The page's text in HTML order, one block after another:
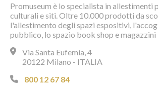
Promuseum è lo specialista in allestimenti
culturali e siti. Oltre 10.000 prodotti da
l'allestimento degli spazi espositivi,
pubblico, lo spazio book shop e magazzini
Via Santa Eufemia, 4
20122 Milano - ITALIA
800 12 67 84